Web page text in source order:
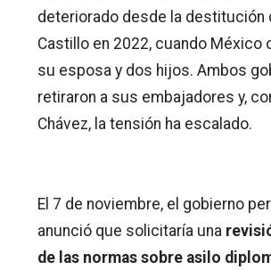
deteriorado desde la destitución
Castillo en 2022, cuando México
su esposa y dos hijos. Ambos
retiraron a sus embajadores y,
Chávez, la tensión ha escalado.
El 7 de noviembre, el gobierno
anunció que solicitaría una
de las normas sobre asilo